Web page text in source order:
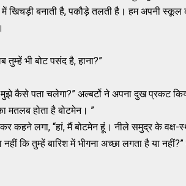
खिचड़ी बनाती है, पकौड़े तलती है। हम अपनी स्कूल
भी बोट पसंद है, हाना?”
मुझे कैसे पता चलेगा?” अल्बर्टो ने अपना दुख प्रकट
मतलब होता है बोटमेन। ”
कहने लगा, “हां, मैं बोटमेन हूं। नीले समुद्र के वक्ष-
कि तुम्हें बारिश में भीगना अच्छा लगता है या